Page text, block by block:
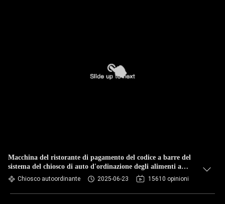
Macchina del ristorante di pagamento del codice a barre del
sistema del chiosco di auto d'ordinazione degli alimenti a
rapida preparazione
Chiosco autoordinante 2025-06-23 15610 opinioni